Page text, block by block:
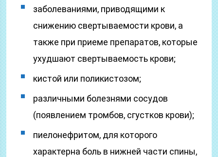
заболеваниями, приводящими к
снижению свертываемости крови, а
также при приеме препаратов, которые
ухудшают свертываемость крови;
кистой или поликистозом;
различными болезнями сосудов
(появлением тромбов, сгустков крови);
пиелонефритом, для которого
характерна боль в нижней части спины,